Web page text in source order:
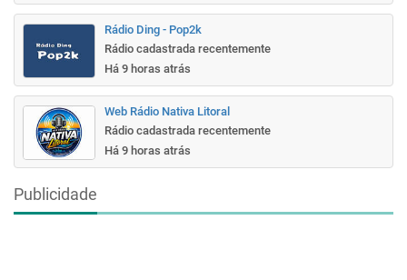
Rádio Ding - Pop2k
Rádio cadastrada recentemente
Há 9 horas atrás
Web Rádio Nativa Litoral
Rádio cadastrada recentemente
Há 9 horas atrás
Publicidade